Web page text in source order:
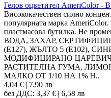
Гелов оцветител AmeriColor -
Висококачествен силно
популярната марка
пластмасова бутилка. Не
ВОДА, ЗАХАР,
(Е127), ЖЪЛТО 5 (E102),
МОДИФИЦИРАНО
РАСТИТЕЛНА ГУМА,
МАЛКО ОТ 1/10 НА 1% Н..
4,04 € | 7,90 лв
без ДДС: 3,37 € | 6,58 лв